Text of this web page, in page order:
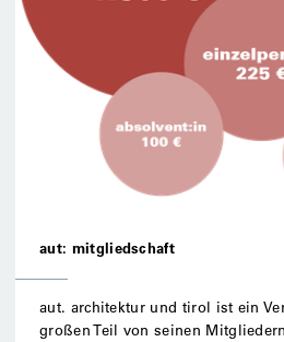
aut: mitgliedschaft
aut. architektur und tirol ist ein
großen Teil von seinen